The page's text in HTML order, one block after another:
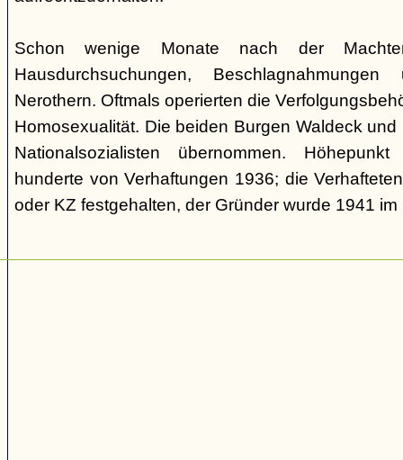
Schon wenige Monate nach der
Hausdurchsuchungen,
Nerothern. Oftmals operierten die
Homosexualität. Die beiden Burgen Waldeck
Nationalsozialisten übernommen.
hunderte von Verhaftungen 1936; die
oder KZ festgehalten, der Gründer wurde 1941